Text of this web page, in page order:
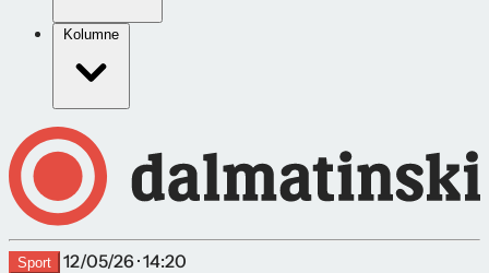
Kolumne
Sport 12/05/26 · 14:20